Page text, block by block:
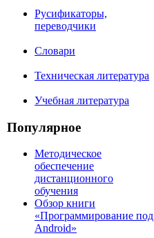
Русификаторы,
переводчики
Словари
Техническая литература
Учебная литература
Популярное
Методическое
обеспечение
дистанционного
обучения
Обзор книги
«Программирование под
Android»